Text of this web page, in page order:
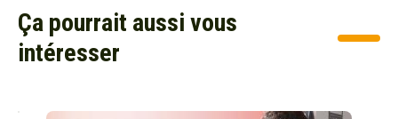
Ça pourrait aussi vous
intéresser